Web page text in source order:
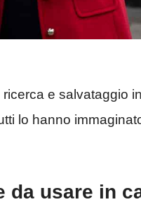
e salvataggio
lo hanno
da usare in